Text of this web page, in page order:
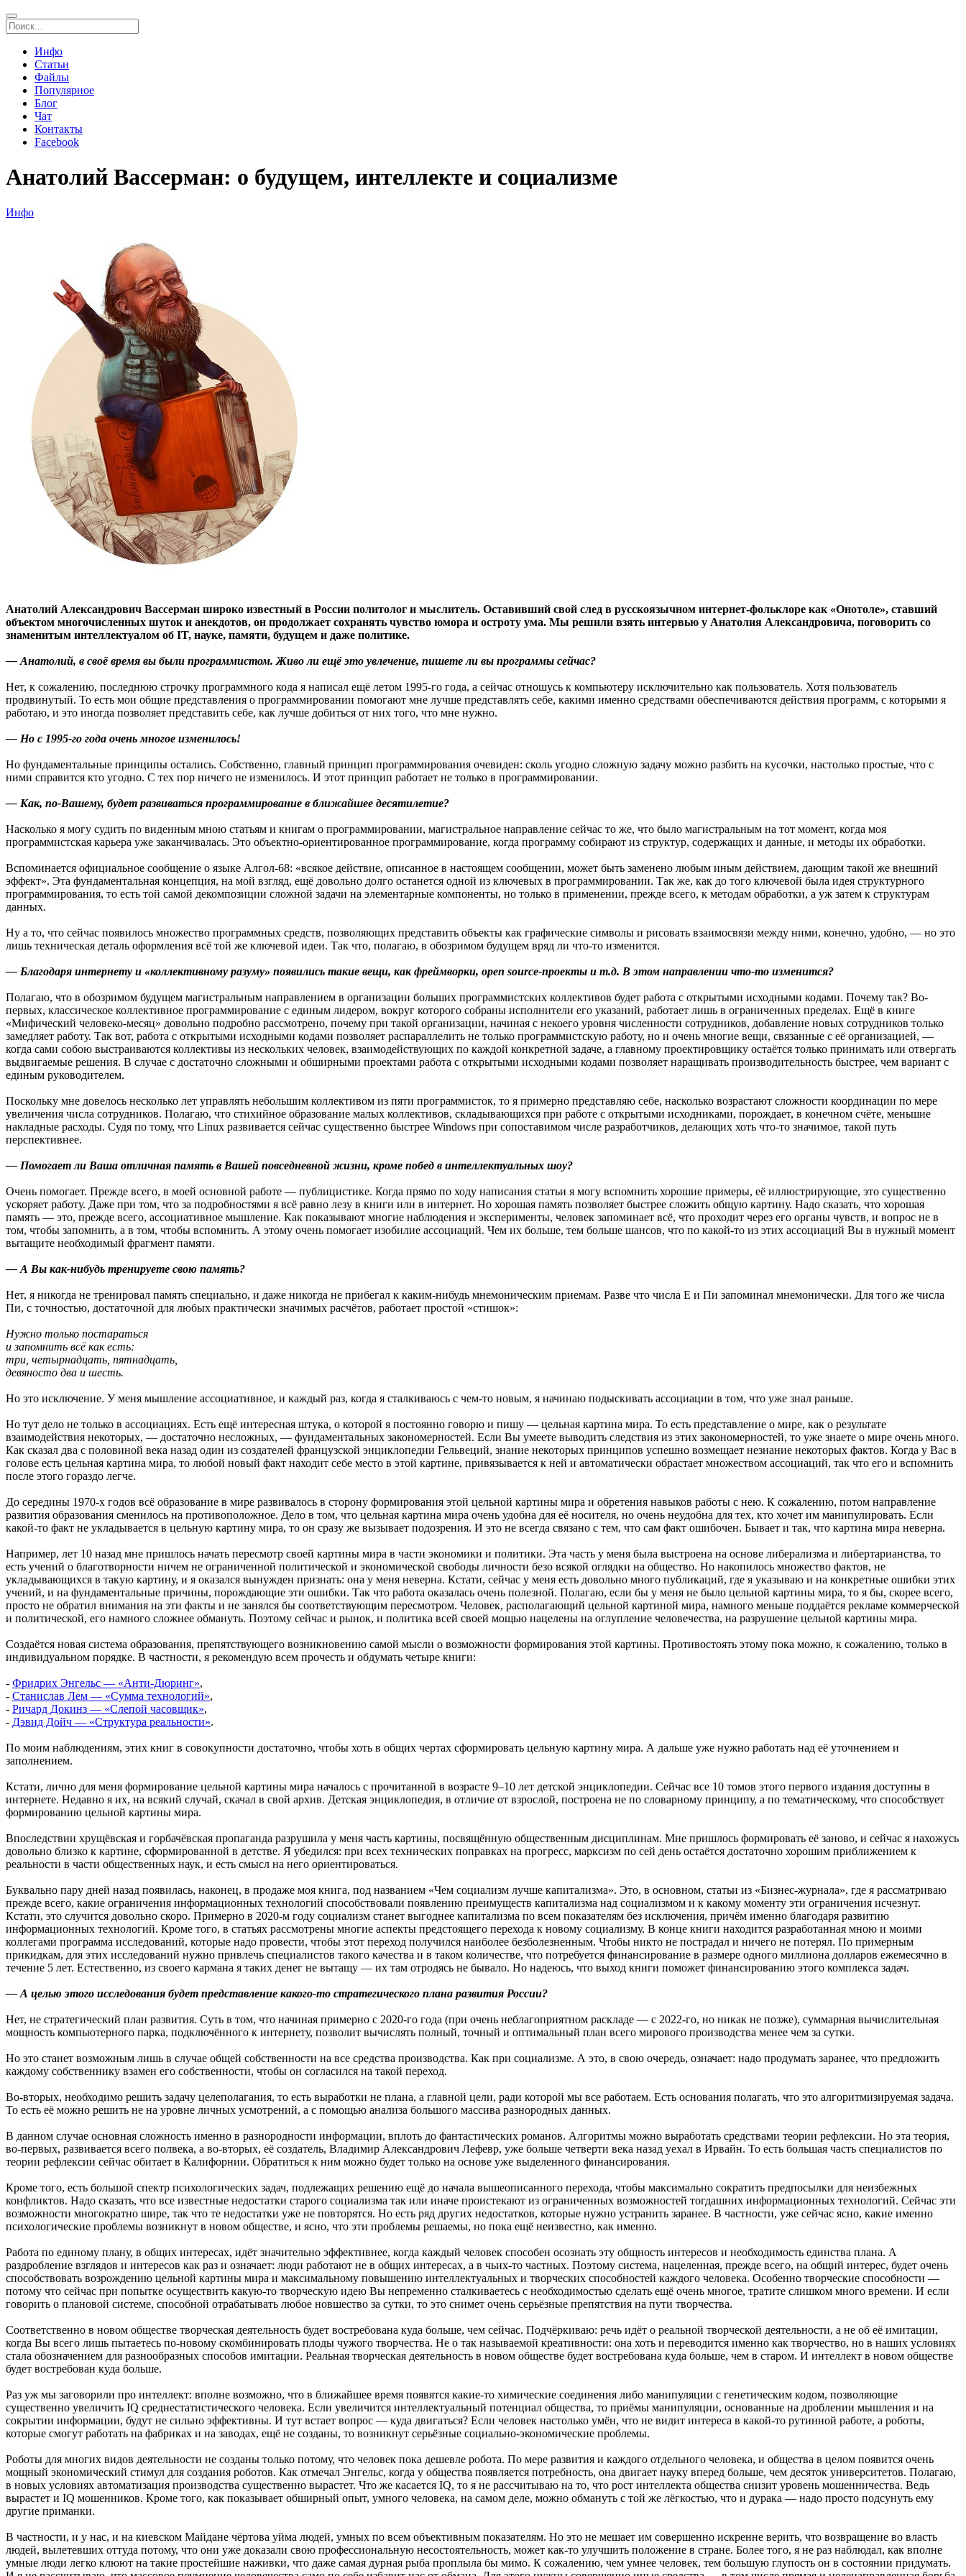
Инфо
Статьи
Файлы
Популярное
Блог
Чат
Контакты
Facebook
Анатолий Вассерман: о будущем, интеллекте и социализме
Инфо
Анатолий Александрович Вассерман широко известный в России политолог и мыслитель. Оставивший свой след в русскоязычном интернет-фольклоре как «Онотоле», ставший
объектом многочисленных шуток и анекдотов, он продолжает сохранять чувство юмора и остроту ума. Мы решили взять интервью у Анатолия Александровича, поговорить со
знаменитым интеллектуалом об IT, науке, памяти, будущем и даже политике.
— Анатолий, в своё время вы были программистом. Живо ли ещё это увлечение, пишете ли вы программы сейчас?
Нет, к сожалению, последнюю строчку программного кода я написал ещё летом 1995-го года, а сейчас отношусь к компьютеру исключительно как пользователь. Хотя пользователь
продвинутый. То есть мои общие представления о программировании помогают мне лучше представлять себе, какими именно средствами обеспечиваются действия программ, с которыми я
работаю, и это иногда позволяет представить себе, как лучше добиться от них того, что мне нужно.
— Но с 1995-го года очень многое изменилось!
Но фундаментальные принципы остались. Собственно, главный принцип программирования очевиден: сколь угодно сложную задачу можно разбить на кусочки, настолько простые, что с
ними справится кто угодно. С тех пор ничего не изменилось. И этот принцип работает не только в программировании.
— Как, по-Вашему, будет развиваться программирование в ближайшее десятилетие?
Насколько я могу судить по виденным мною статьям и книгам о программировании, магистральное направление сейчас то же, что было магистральным на тот момент, когда моя
программистская карьера уже заканчивалась. Это объектно-ориентированное программирование, когда программу собирают из структур, содержащих и данные, и методы их обработки.
Вспоминается официальное сообщение о языке Алгол-68: «всякое действие, описанное в настоящем сообщении, может быть заменено любым иным действием, дающим такой же внешний
эффект». Эта фундаментальная концепция, на мой взгляд, ещё довольно долго останется одной из ключевых в программировании. Так же, как до того ключевой была идея структурного
программирования, то есть той самой декомпозиции сложной задачи на элементарные компоненты, но только в применении, прежде всего, к методам обработки, а уж затем к структурам
данных.
Ну а то, что сейчас появилось множество программных средств, позволяющих представить объекты как графические символы и рисовать взаимосвязи между ними, конечно, удобно, — но это
лишь техническая деталь оформления всё той же ключевой идеи. Так что, полагаю, в обозримом будущем вряд ли что-то изменится.
— Благодаря интернету и «коллективному разуму» появились такие вещи, как фреймворки, open source-проекты и т.д. В этом направлении что-то изменится?
Полагаю, что в обозримом будущем магистральным направлением в организации больших программистских коллективов будет работа с открытыми исходными кодами. Почему так? Во-
первых, классическое коллективное программирование с единым лидером, вокруг которого собраны исполнители его указаний, работает лишь в ограниченных пределах. Ещё в книге
«Мифический человеко-месяц» довольно подробно рассмотрено, почему при такой организации, начиная с некоего уровня численности сотрудников, добавление новых сотрудников только
замедляет работу. Так вот, работа с открытыми исходными кодами позволяет распараллелить не только программистскую работу, но и очень многие вещи, связанные с её организацией, —
когда сами собою выстраиваются коллективы из нескольких человек, взаимодействующих по каждой конкретной задаче, а главному проектировщику остаётся только принимать или отвергать
выдвигаемые решения. В случае с достаточно сложными и обширными проектами работа с открытыми исходными кодами позволяет наращивать производительность быстрее, чем вариант с
единым руководителем.
Поскольку мне довелось несколько лет управлять небольшим коллективом из пяти программисток, то я примерно представляю себе, насколько возрастают сложности координации по мере
увеличения числа сотрудников. Полагаю, что стихийное образование малых коллективов, складывающихся при работе с открытыми исходниками, порождает, в конечном счёте, меньшие
накладные расходы. Судя по тому, что Linux развивается сейчас существенно быстрее Windows при сопоставимом числе разработчиков, делающих хоть что-то значимое, такой путь
перспективнее.
— Помогает ли Ваша отличная память в Вашей повседневной жизни, кроме побед в интеллектуальных шоу?
Очень помогает. Прежде всего, в моей основной работе — публицистике. Когда прямо по ходу написания статьи я могу вспомнить хорошие примеры, её иллюстрирующие, это существенно
ускоряет работу. Даже при том, что за подробностями я всё равно лезу в книги или в интернет. Но хорошая память позволяет быстрее сложить общую картину. Надо сказать, что хорошая
память — это, прежде всего, ассоциативное мышление. Как показывают многие наблюдения и эксперименты, человек запоминает всё, что проходит через его органы чувств, и вопрос не в
том, чтобы запомнить, а в том, чтобы вспомнить. А этому очень помогает изобилие ассоциаций. Чем их больше, тем больше шансов, что по какой-то из этих ассоциаций Вы в нужный момент
вытащите необходимый фрагмент памяти.
— А Вы как-нибудь тренируете свою память?
Нет, я никогда не тренировал память специально, и даже никогда не прибегал к каким-нибудь мнемоническим приемам. Разве что числа Е и Пи запоминал мнемонически. Для того же числа
Пи, с точностью, достаточной для любых практически значимых расчётов, работает простой «стишок»:
Нужно только постараться
и запомнить всё как есть:
три, четырнадцать, пятнадцать,
девяносто два и шесть.
Но это исключение. У меня мышление ассоциативное, и каждый раз, когда я сталкиваюсь с чем-то новым, я начинаю подыскивать ассоциации в том, что уже знал раньше.
Но тут дело не только в ассоциациях. Есть ещё интересная штука, о которой я постоянно говорю и пишу — цельная картина мира. То есть представление о мире, как о результате
взаимодействия некоторых, — достаточно несложных, — фундаментальных закономерностей. Если Вы умеете выводить следствия из этих закономерностей, то уже знаете о мире очень много.
Как сказал два с половиной века назад один из создателей французской энциклопедии Гельвеций, знание некоторых принципов успешно возмещает незнание некоторых фактов. Когда у Вас в
голове есть цельная картина мира, то любой новый факт находит себе место в этой картине, привязывается к ней и автоматически обрастает множеством ассоциаций, так что его и вспомнить
после этого гораздо легче.
До середины 1970-х годов всё образование в мире развивалось в сторону формирования этой цельной картины мира и обретения навыков работы с нею. К сожалению, потом направление
развития образования сменилось на противоположное. Дело в том, что цельная картина мира очень удобна для её носителя, но очень неудобна для тех, кто хочет им манипулировать. Если
какой-то факт не укладывается в цельную картину мира, то он сразу же вызывает подозрения. И это не всегда связано с тем, что сам факт ошибочен. Бывает и так, что картина мира неверна.
Например, лет 10 назад мне пришлось начать пересмотр своей картины мира в части экономики и политики. Эта часть у меня была выстроена на основе либерализма и либертарианства, то
есть учений о благотворности ничем не ограниченной политической и экономической свободы личности безо всякой оглядки на общество. Но накопилось множество фактов, не
укладывающихся в такую картину, и я оказался вынужден признать: она у меня неверна. Кстати, сейчас у меня есть довольно много публикаций, где я указываю и на конкретные ошибки этих
учений, и на фундаментальные причины, порождающие эти ошибки. Так что работа оказалась очень полезной. Полагаю, если бы у меня не было цельной картины мира, то я бы, скорее всего,
просто не обратил внимания на эти факты и не занялся бы соответствующим пересмотром. Человек, располагающий цельной картиной мира, намного меньше поддаётся рекламе коммерческой
и политической, его намного сложнее обмануть. Поэтому сейчас и рынок, и политика всей своей мощью нацелены на оглупление человечества, на разрушение цельной картины мира.
Создаётся новая система образования, препятствующего возникновению самой мысли о возможности формирования этой картины. Противостоять этому пока можно, к сожалению, только в
индивидуальном порядке. В частности, я рекомендую всем прочесть и обдумать четыре книги:
- Фридрих Энгельс — «Анти-Дюринг»,
- Станислав Лем — «Сумма технологий»,
- Ричард Докинз — «Слепой часовщик»,
- Дэвид Дойч — «Структура реальности».
По моим наблюдениям, этих книг в совокупности достаточно, чтобы хоть в общих чертах сформировать цельную картину мира. А дальше уже нужно работать над её уточнением и
заполнением.
Кстати, лично для меня формирование цельной картины мира началось с прочитанной в возрасте 9–10 лет детской энциклопедии. Сейчас все 10 томов этого первого издания доступны в
интернете. Недавно я их, на всякий случай, скачал в свой архив. Детская энциклопедия, в отличие от взрослой, построена не по словарному принципу, а по тематическому, что способствует
формированию цельной картины мира.
Впоследствии хрущёвская и горбачёвская пропаганда разрушила у меня часть картины, посвящённую общественным дисциплинам. Мне пришлось формировать её заново, и сейчас я нахожусь
довольно близко к картине, сформированной в детстве. Я убедился: при всех технических поправках на прогресс, марксизм по сей день остаётся достаточно хорошим приближением к
реальности в части общественных наук, и есть смысл на него ориентироваться.
Буквально пару дней назад появилась, наконец, в продаже моя книга, под названием «Чем социализм лучше капитализма». Это, в основном, статьи из «Бизнес-журнала», где я рассматриваю
прежде всего, какие ограничения информационных технологий способствовали появлению преимуществ капитализма над социализмом и к какому моменту эти ограничения исчезнут.
Кстати, это случится довольно скоро. Примерно в 2020-м году социализм станет выгоднее капитализма по всем показателям без исключения, причём именно благодаря развитию
информационных технологий. Кроме того, в статьях рассмотрены многие аспекты предстоящего перехода к новому социализму. В конце книги находится разработанная мною и моими
коллегами программа исследований, которые надо провести, чтобы этот переход получился наиболее безболезненным. Чтобы никто не пострадал и ничего не потерял. По примерным
прикидкам, для этих исследований нужно привлечь специалистов такого качества и в таком количестве, что потребуется финансирование в размере одного миллиона долларов ежемесячно в
течение 5 лет. Естественно, из своего кармана я таких денег не вытащу — их там отродясь не бывало. Но надеюсь, что выход книги поможет финансированию этого комплекса задач.
— А целью этого исследования будет представление какого-то стратегического плана развития России?
Нет, не стратегический план развития. Суть в том, что начиная примерно с 2020-го года (при очень неблагоприятном раскладе — с 2022-го, но никак не позже), суммарная вычислительная
мощность компьютерного парка, подключённого к интернету, позволит вычислять полный, точный и оптимальный план всего мирового производства менее чем за сутки.
Но это станет возможным лишь в случае общей собственности на все средства производства. Как при социализме. А это, в свою очередь, означает: надо продумать заранее, что предложить
каждому собственнику взамен его собственности, чтобы он согласился на такой переход.
Во-вторых, необходимо решить задачу целеполагания, то есть выработки не плана, а главной цели, ради которой мы все работаем. Есть основания полагать, что это алгоритмизируемая задача.
То есть её можно решить не на уровне личных усмотрений, а с помощью анализа большого массива разнородных данных.
В данном случае основная сложность именно в разнородности информации, вплоть до фантастических романов. Алгоритмы можно выработать средствами теории рефлексии. Но эта теория,
во-первых, развивается всего полвека, а во-вторых, её создатель, Владимир Александрович Лефевр, уже больше четверти века назад уехал в Ирвайн. То есть большая часть специалистов по
теории рефлексии сейчас обитает в Калифорнии. Обратиться к ним можно будет только на основе уже выделенного финансирования.
Кроме того, есть большой спектр психологических задач, подлежащих решению ещё до начала вышеописанного перехода, чтобы максимально сократить предпосылки для неизбежных
конфликтов. Надо сказать, что все известные недостатки старого социализма так или иначе проистекают из ограниченных возможностей тогдашних информационных технологий. Сейчас эти
возможности многократно шире, так что те недостатки уже не повторятся. Но есть ряд других недостатков, которые нужно устранить заранее. В частности, уже сейчас ясно, какие именно
психологические проблемы возникнут в новом обществе, и ясно, что эти проблемы решаемы, но пока ещё неизвестно, как именно.
Работа по единому плану, в общих интересах, идёт значительно эффективнее, когда каждый человек способен осознать эту общность интересов и необходимость единства плана. А
раздробление взглядов и интересов как раз и означает: люди работают не в общих интересах, а в чьих-то частных. Поэтому система, нацеленная, прежде всего, на общий интерес, будет очень
способствовать возрождению цельной картины мира и максимальному повышению интеллектуальных и творческих способностей каждого человека. Особенно творческие способности —
потому что сейчас при попытке осуществить какую-то творческую идею Вы непременно сталкиваетесь с необходимостью сделать ещё очень многое, тратите слишком много времени. И если
говорить о плановой системе, способной отрабатывать любое новшество за сутки, то это снимет очень серьёзные препятствия на пути творчества.
Соответственно в новом обществе творческая деятельность будет востребована куда больше, чем сейчас. Подчёркиваю: речь идёт о реальной творческой деятельности, а не об её имитации,
когда Вы всего лишь пытаетесь по-новому скомбинировать плоды чужого творчества. Не о так называемой креативности: она хоть и переводится именно как творчество, но в наших условиях
стала обозначением для разнообразных способов имитации. Реальная творческая деятельность в новом обществе будет востребована куда больше, чем в старом. И интеллект в новом обществе
будет востребован куда больше.
Раз уж мы заговорили про интеллект: вполне возможно, что в ближайшее время появятся какие-то химические соединения либо манипуляции с генетическим кодом, позволяющие
существенно увеличить IQ среднестатистического человека. Если увеличится интеллектуальный потенциал общества, то приёмы манипуляции, основанные на дроблении мышления и на
сокрытии информации, будут не сильно эффективны. И тут встает вопрос — куда двигаться? Если человек настолько умён, что не видит интереса в какой-то рутинной работе, а роботы,
которые смогут работать на фабриках и на заводах, ещё не созданы, то возникнут серьёзные социально-экономические проблемы.
Роботы для многих видов деятельности не созданы только потому, что человек пока дешевле робота. По мере развития и каждого отдельного человека, и общества в целом появится очень
мощный экономический стимул для создания роботов. Как отмечал Энгельс, когда у общества появляется потребность, она двигает науку вперед больше, чем десяток университетов. Полагаю,
в новых условиях автоматизация производства существенно вырастет. Что же касается IQ, то я не рассчитываю на то, что рост интеллекта общества снизит уровень мошенничества. Ведь
вырастет и IQ мошенников. Кроме того, как показывает обширный опыт, умного человека, на самом деле, можно обмануть с той же лёгкостью, что и дурака — надо просто подсунуть ему
другие приманки.
В частности, и у нас, и на киевском Майдане чёртова уйма людей, умных по всем объективным показателям. Но это не мешает им совершенно искренне верить, что возвращение во власть
людей, вылетевших оттуда потому, что они уже доказали свою профессиональную несостоятельность, может как-то улучшить положение в стране. Более того, я не раз наблюдал, как вполне
умные люди легко клюют на такие простейшие наживки, что даже самая дурная рыба проплыла бы мимо. К сожалению, чем умнее человек, тем большую глупость он в состоянии придумать.